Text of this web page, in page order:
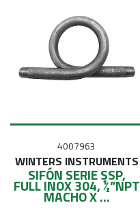
4007963
WINTERS INSTRUMENTS
SIFÓN SERIE SSP,
FULL INOX 304, ½”NPT
MACHO X ...